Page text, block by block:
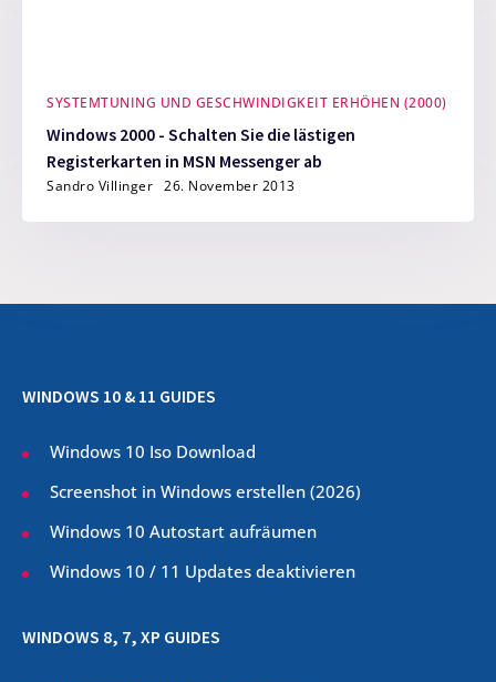
SYSTEMTUNING UND GESCHWINDIGKEIT ERHÖHEN (2000)
Windows 2000 - Schalten Sie die lästigen
Registerkarten in MSN Messenger ab
Sandro Villinger 26. November 2013
WINDOWS 10 & 11 GUIDES
Windows 10 Iso Download
Screenshot in Windows erstellen (2026)
Windows 10 Autostart aufräumen
Windows 10 / 11 Updates deaktivieren
WINDOWS 8, 7, XP GUIDES